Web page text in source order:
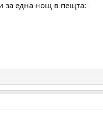
за една нощ в пещта: